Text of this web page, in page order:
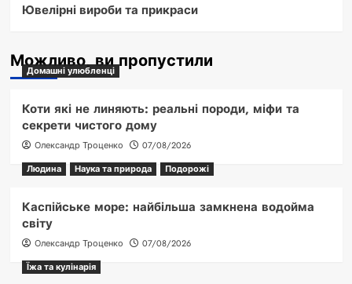
Ювелірні вироби та прикраси
Можливо, ви пропустили
Домашні улюбленці
Коти які не линяють: реальні породи, міфи та
секрети чистого дому
Олександр Троценко
07/08/2026
Людина
Наука та природа Подорожі
Каспійське море: найбільша замкнена водойма
світу
Олександр Троценко
07/08/2026
Їжа та кулінарія